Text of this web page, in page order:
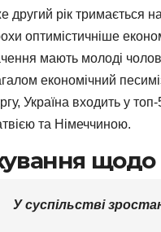
другий рік тримається
оптимістичніше
мають молоді
економічний
Україна входить у
та Німеччиною.
щодо
У суспільстві